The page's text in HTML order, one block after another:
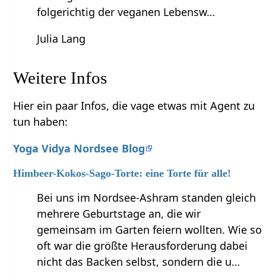
folgerichtig der veganen Lebensw…
Julia Lang
Weitere Infos
Hier ein paar Infos, die vage etwas mit Agent zu
tun haben:
Yoga Vidya Nordsee Blog
Himbeer-Kokos-Sago-Torte: eine Torte für alle!
Bei uns im Nordsee-Ashram standen gleich
mehrere Geburtstage an, die wir
gemeinsam im Garten feiern wollten. Wie so
oft war die größte Herausforderung dabei
nicht das Backen selbst, sondern die u…